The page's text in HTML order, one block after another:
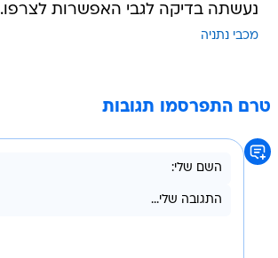
נעשתה בדיקה לגבי האפשרות לצרפו.
מכבי נתניה
טרם התפרסמו תגובות